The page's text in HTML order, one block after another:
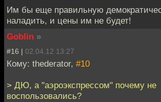
Им бы еще правильную
наладить, и цены им не будет!
Goblin »
#16 | 02.04.12 13:27
Кому: thederator, #10
> ДЮ, а "аэроэкспрессом" почему не
воспользовались?